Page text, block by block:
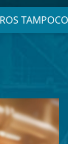
TAMPOCO